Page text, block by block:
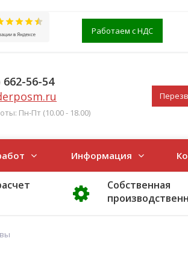
Работаем с НДС
662-56-54
Пн-Пт (10.00 - 18.00)
Информация
Собственная